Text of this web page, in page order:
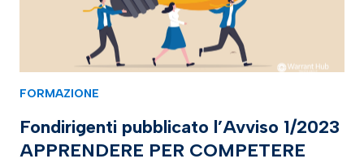
FORMAZIONE
Fondirigenti pubblicato l’Avviso 1/2023
APPRENDERE PER COMPETERE